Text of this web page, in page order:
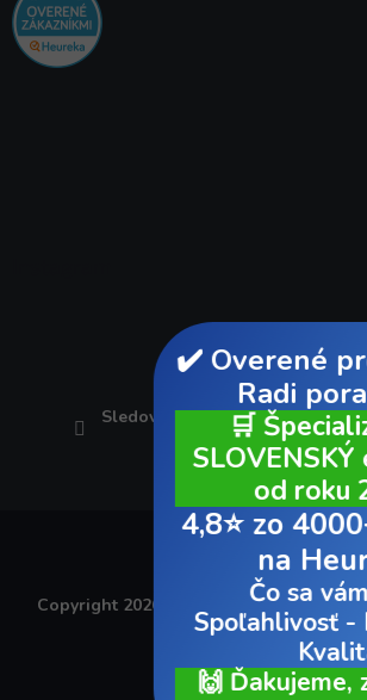
Sledovať na Instagrame
Copyright 2026 AUTOvybava.sk. Všetky
Vytvoril Shoptet
✔️ Overené
Radi
🛒
SLOVENSKÝ
od roku
4,8⭐ zo
na
Čo sa
Spoľahlivosť -
Kvalita
🙌 Ďakujeme,